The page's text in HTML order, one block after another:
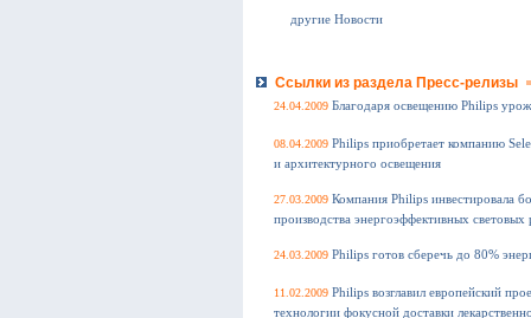
другие Новости
Ссылки из раздела Пресс-релизы
24.04.2009 Благодаря освещению Philips
08.04.2009 Philips приобретает компанию
и архитектурного освещения
27.03.2009 Компания Philips инвестировала
производства энергоэффективных световых
24.03.2009 Philips готов сберечь до 80%
11.02.2009 Philips возглавил европейский
технологии фокусной доставки